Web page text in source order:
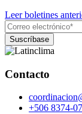
Leer boletines
Contacto
+506 8374-